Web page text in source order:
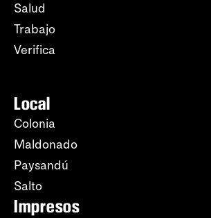
Salud
Trabajo
Verifica
Local
Colonia
Maldonado
Paysandú
Salto
Impresos